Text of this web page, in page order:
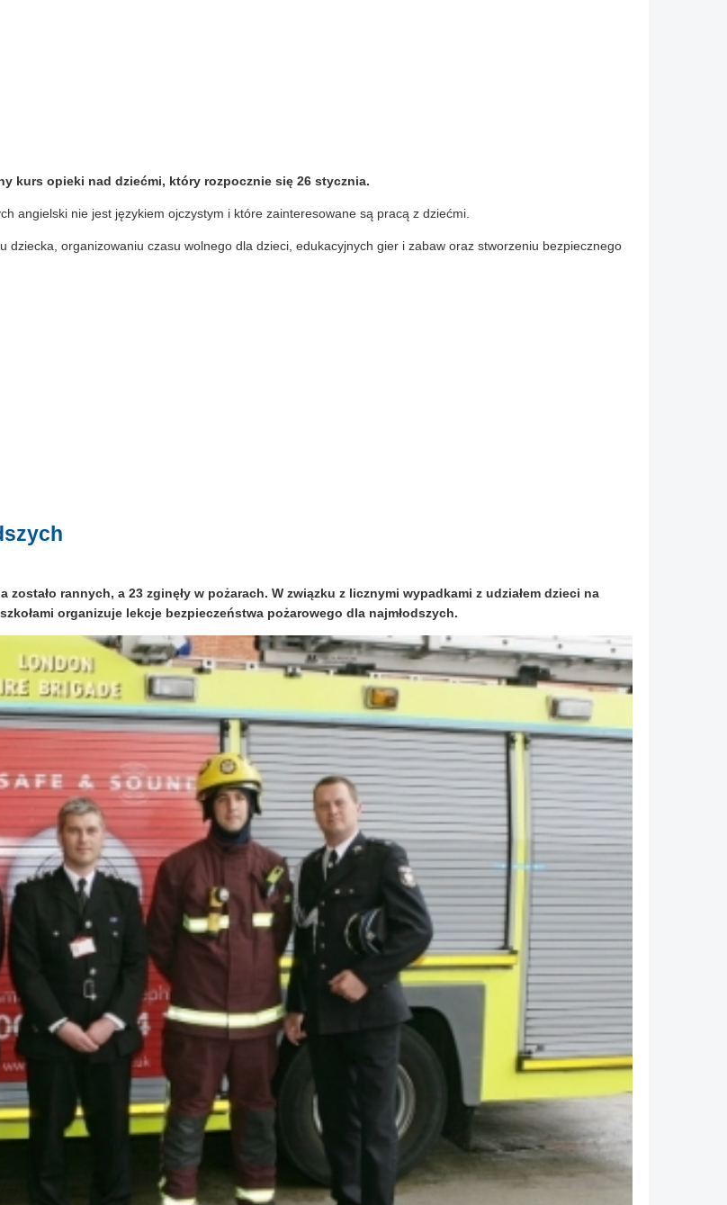
kurs opieki nad dziećmi, który rozpocznie się 26 stycznia.
angielski nie jest językiem ojczystym i które zainteresowane są pracą z dziećmi.
dziecka, organizowaniu czasu wolnego dla dzieci, edukacyjnych gier i zabaw oraz stworzeniu bezpiecznego
rannych, a 23 zginęły w pożarach. W związku z licznymi wypadkami z udziałem dzieci na
organizuje lekcje bezpieczeństwa pożarowego dla najmłodszych.